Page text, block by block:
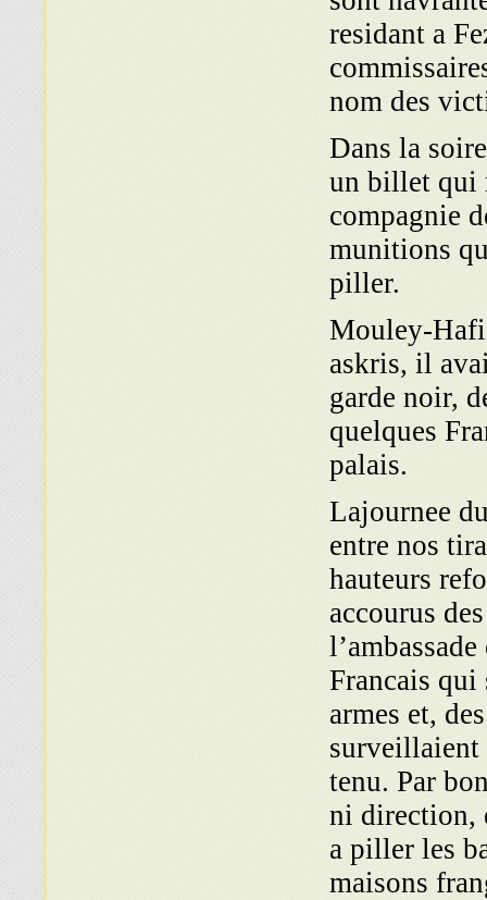
residant a
nom des
Dans la
un billet qui
compagnie
munitions
piller.
Mouley-
askris, il
garde noir,
quelques
palais.
Lajournee
entre nos
hauteurs
accourus
Francais qui
armes et,
surveillaient
tenu. Par
ni direction,
a piller les
maisons